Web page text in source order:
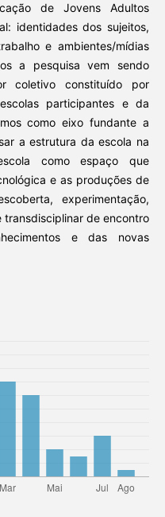
de Jovens Adultos
identidades dos sujeitos,
e ambientes/mídias
a pesquisa vem sendo
coletivo constituído por
participantes e da
como eixo fundante a
a estrutura da escola na
como espaço que
e as produções de
experimentação,
transdisciplinar de encontro
e das novas